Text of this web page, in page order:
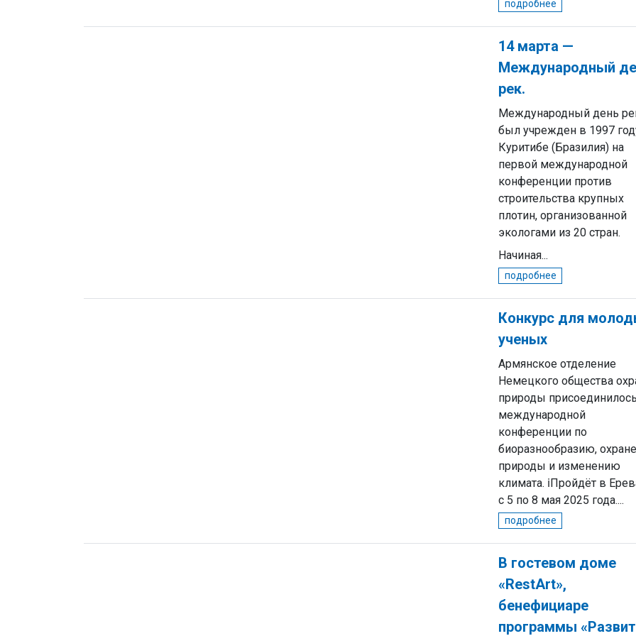
подробнее
14 марта —
Международный
рек.
Международный день
был учрежден в 1997
Куритибе (Бразилия) на
первой международной
конференции против
строительства крупных
плотин, организованной
экологами из 20 стран.
Начиная...
подробнее
Конкурс для
ученых
Армянское отделение
Немецкого общества
природы
международной
конференции по
биоразнообразию, охране
природы и изменению
климата. ℹПройдёт в
с 5 по 8 мая 2025 года....
подробнее
В гостевом доме
«RestArt»,
бенефициаре
программы